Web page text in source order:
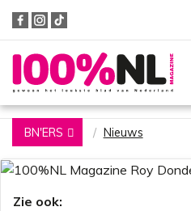
Zoeken
BN'ERS Nieuws
Zie ook: